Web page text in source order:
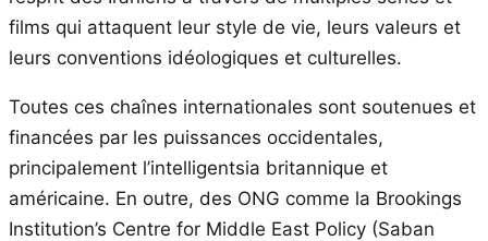
films qui attaquent leur style de vie, leurs valeurs et
leurs conventions idéologiques et culturelles.
Toutes ces chaînes internationales sont soutenues et
financées par les puissances occidentales,
principalement l’intelligentsia britannique et
américaine. En outre, des ONG comme la Brookings
Institution’s Centre for Middle East Policy (Saban